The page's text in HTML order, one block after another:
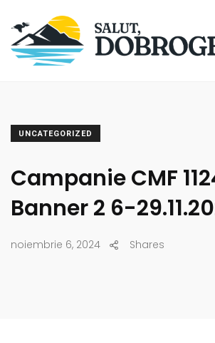
UNCATEGORIZED
Campanie CMF
Banner 2 6-
noiembrie 6, 2024 Shares